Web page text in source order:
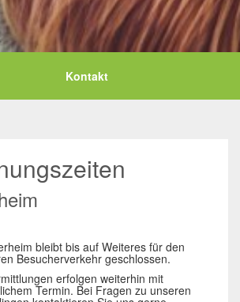
Kontakt
bleibt bis auf Weiteres für den
Besucherverkehr geschlossen.
erfolgen weiterhin mit
Termin. Bei Fragen zu unseren